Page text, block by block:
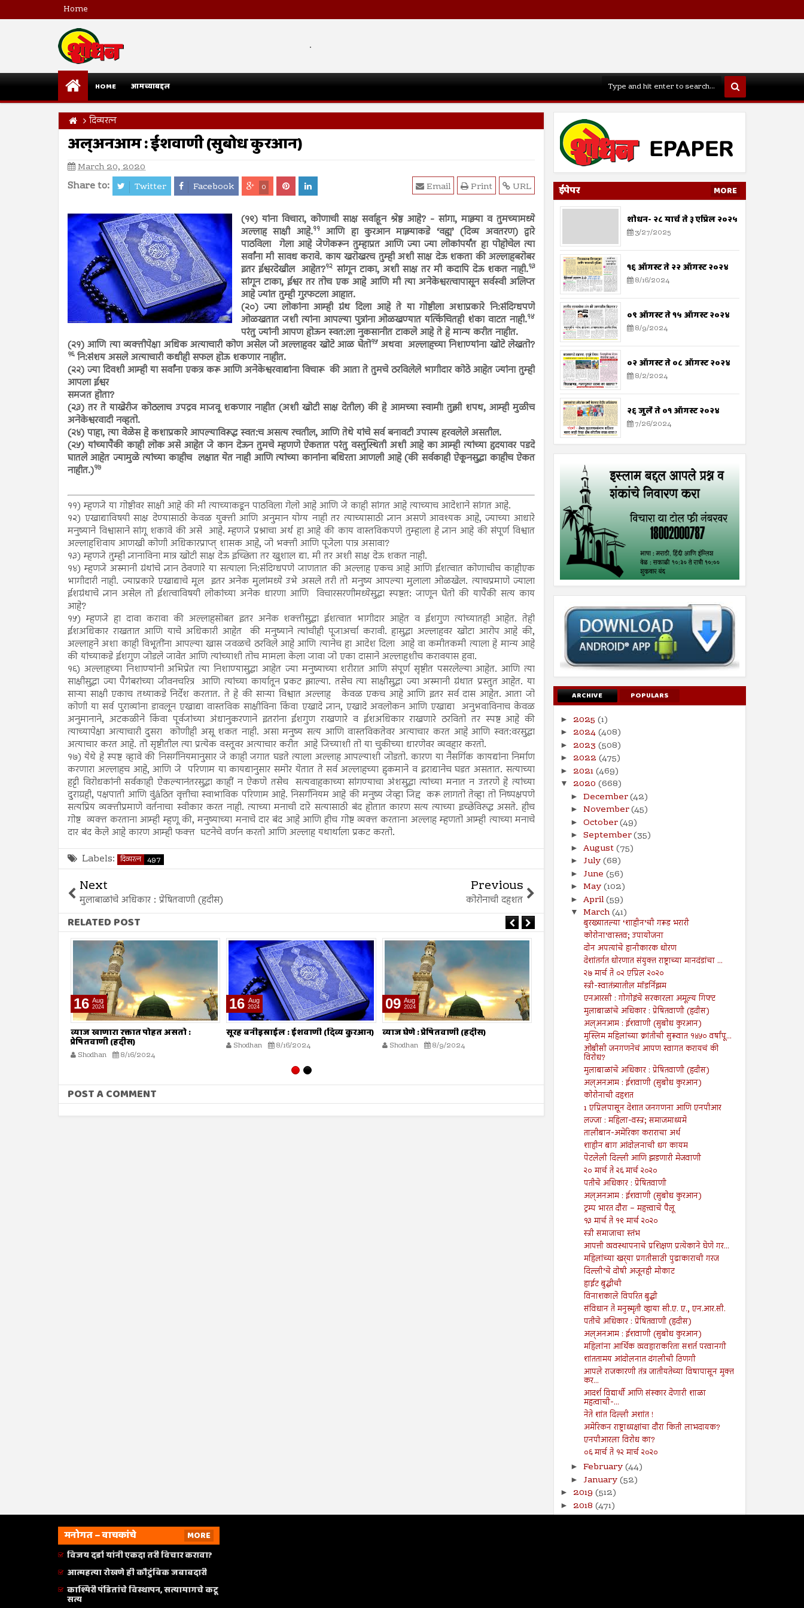
Home
.
HOME आमच्याबद्दल
दिव्यरत्न
अल्अनआम : ईशवाणी (सुबोध कुरआन)
March 20, 2020
Share to: Twitter Facebook 0 URL
Print
Email
(१९) यांना विचारा, कोणाची साक्ष सर्वाहून श्रेष्ठ आहे? - सांगा, माझ्या व तुमच्यामध्ये
अल्लाह साक्षी आहे.११आणि हा कुरआन माझ्याकडे ‘वह्य’ (दिव्य अवतरण) द्वारे
पाठविला गेला आहे जेणेकरून तुम्हाप्रत आणि ज्या ज्या लोकांपर्यंत हा पोहोचेल त्या
सर्वांना मी सावध करावे. काय खरोखरच तुम्ही अशी साक्ष देऊ शकता की अल्लाहबरोबर
इतर ईश्वरदेखील आहेत?१२ सांगून टाका, अशी साक्ष तर मी कदापि देऊ शकत नाही.१३
सांगून टाका, ईश्वर तर तोच एक आहे आणि मी त्या अनेकेश्वरत्वापासून सर्वस्वी अलिप्त
आहे ज्यांत तुम्ही गुरफटला आहात.
(२०) ज्या लोकांना आम्ही ग्रंथ दिला आहे ते या गोष्टीला अशाप्रकारे नि:संदिग्धपणे
ओळखतात जशी त्यांना आपल्या पुत्रांना ओळखण्यात यत्किंचितही शंका वाटत नाही.१४
परंतु ज्यांनी आपण होऊन स्वत:ला नुकसानीत टाकले आहे ते हे मान्य करीत नाहीत.
(२१) आणि त्या व्यक्तीपेक्षा अधिक अत्याचारी कोण असेल जो अल्लाहवर खोटे आळ घेतो१५अथवा अल्लाहच्या निशाण्यांना खोटे लेखतो?
१६नि:संशय असले अत्याचारी कधीही सफल होऊ शकणार नाहीत.
(२२) ज्या दिवशी आम्ही या सर्वांना एकत्र करू आणि अनेकेश्वरवाद्यांना विचारू की आता ते तुमचे ठरविलेले भागीदार कोठे आहेत ज्यांना तुम्ही
आपला ईश्वर
समजत होता?
(२३) तर ते याखेरीज कोठलाच उपद्रव माजवू शकणार नाहीत (अशी खोटी साक्ष देतील) की हे आमच्या स्वामी! तुझी शपथ, आम्ही मुळीच
अनेकेश्वरवादी नव्हतो.
(२४) पाहा, त्या वेळेस हे कशाप्रकारे आपल्याविरूद्ध स्वत:च असत्य रचतील, आणि तेथे यांचे सर्व बनावटी उपास्य हरवलेले असतील.
(२५) यांच्यापैकी काही लोक असे आहेत जे कान देऊन तुमचे म्हणणे ऐकतात परंतु वस्तुस्थिती अशी आहे का आम्ही त्यांच्या हृदयावर पडदे
घातले आहेत ज्यामुळे त्यांच्या काहीच लक्षात येत नाही आणि त्यांच्या कानांना बधिरता आणली आहे (की सर्वकाही ऐकूनसुद्धा काहीच ऐकत
नाहीत.)१७
११) म्हणजे या गोष्टीवर साक्षी आहे की मी त्याच्याकडून पाठविला गेलो आहे आणि जे काही सांगत आहे त्याच्याच आदेशाने सांगत आहे.
१२) एखाद्याविषयी साक्ष देण्यासाठी केवळ युक्ती आणि अनुमान योग्य नाही तर त्याच्यासाठी ज्ञान असणे आवश्यक आहे, ज्याच्या आधारे
मनुष्याने विश्वासाने सांगू शकावे की असे आहे. म्हणजे प्रश्नाचा अर्थ हा आहे की काय वास्तविकपणे तुम्हाला हे ज्ञान आहे की संपूर्ण विश्वात
अल्लाहशिवाय आणखी कोणी अधिकारप्राप्त् शासक आहे, जो भक्ती आणि पूजेला पात्र असावा?
१३) म्हणजे तुम्ही ज्ञानाविना मात्र खोटी साक्ष देऊ इच्छिता तर खुशाल द्या. मी तर अशी साक्ष देऊ शकत नाही.
१४) म्हणजे अस्मानी ग्रंथांचे ज्ञान ठेवणारे या सत्याला नि:संदिग्धपणे जाणतात की अल्लाह एकच आहे आणि ईशत्वात कोणाचीच काहीएक
भागीदारी नाही. ज्याप्रकारे एखाद्याचे मूल इतर अनेक मुलांमध्ये उभे असले तरी तो मनुष्य आपल्या मुलाला ओळखेल. त्याचप्रमाणे ज्याला
ईशग्रंथाचे ज्ञान असेल तो ईशत्वाविषयी लोकांच्या अनेक धारणा आणि विचारसरणीमध्येसुद्धा स्पष्टत: जाणून घेतो की यापैकी सत्य काय
आहे?
१५) म्हणजे हा दावा करावा की अल्लाहसोबत इतर अनेक शक्तीसुद्धा ईशत्वात भागीदार आहेत व ईशगुण त्यांच्यातही आहेत. तेही
ईशअधिकार राखतात आणि याचे अधिकारी आहेत की मनुष्याने त्यांचीही पूजाअर्चा करावी. हासुद्धा अल्लाहवर खोटा आरोप आहे की,
अल्लाहने अशा काही विभूतींना आपल्या खास जवळचे ठरविले आहे आणि त्यानेच हा आदेश दिला आहे वा कमीतकमी त्याला हे मान्य आहे
की यांच्याकडे ईशगुण जोडले जावेत आणि त्यांच्याशी तोच मामला केला जावा जो एका दासाने अल्लाहशीच करावयास हवा.
१६) अल्लाहच्या निशाण्यांनी अभिप्रेत त्या निशाण्यासुद्धा आहेत ज्या मनुष्याच्या शरीरात आणि संपूर्ण सृष्टीत पसरलेल्या आहेत. आणि त्या
साक्षीसुद्धा ज्या पैगंबरांच्या जीवनचरित्र आणि त्यांच्या कार्यातून प्रकट झाल्या. तसेच त्या साक्षीसुद्धा ज्या अस्मानी ग्रंथात प्रस्तुत आहेत. या
साऱ्या साक्षी एकाच तथ्याकडे निर्देश करतात. ते हे की साऱ्या विश्वात अल्लाह केवळ एकच आहे आणि इतर सर्व दास आहेत. आता जो
कोणी या सर्व पुराव्यांना डावलून एखाद्या वास्तविक साक्षीविना किंवा एखादे ज्ञान, एखादे अवलोकन आणि एखाद्या अनुभवाविनाच केवळ
अनुमानाने, अटकळीने किंवा पूर्वजांच्या अंधानुकरणाने इतरांना ईशगुण राखणारे व ईशअधिकार राखणारे ठरवितो तर स्पष्ट आहे की
त्याच्यापेक्षा अत्याचारी दुसरा कोणीही असू शकत नाही. असा मनुष्य सत्य आणि वास्तविकतेवर अत्याचार करत आहे आणि स्वत:वरसुद्धा
अत्याचार करत आहे. तो सृष्टीतील त्या प्रत्येक वस्तूवर अत्याचार करीत आहे जिच्याशी तो या चुकीच्या धारणेवर व्यवहार करतो.
१७) येथे हे स्पष्ट व्हावे की निसर्गनियमानुसार जे काही जगात घडते त्याला अल्लाह आपल्याशी जोडतो. कारण या नैसर्गिक कायद्यांना निर्माण
करणारा अल्लाहच आहे, आणि जे परिणाम या कायद्यानुसार समोर येतात ते सर्व अल्लाहच्या हुकमाने व इराद्यानेच घडत असतात. सत्याच्या
हट्टी विरोधकांनी सर्वकाही ऐकल्यानंतरसुद्धा काहीं न ऐकणे तसेच सत्यवाहकाच्या सांगण्याचा अंशसुद्धा त्यांच्या मनात न उतरणे हे त्यांच्या
दुराग्रही, पक्षपाती आणि वुंâठित वृत्तीचा स्वाभाविक परिणाम आहे. निसर्गनियम आहे की मनुष्य जेव्हा जिद्द करू लागतो तेव्हा तो निष्पक्षपणे
सत्यप्रिय व्यक्तीप्रमाणे वर्तनाचा स्वीकार करत नाही. त्याच्या मनाची दारे सत्यासाठी बंद होतात कारण सत्य त्याच्या इच्छेविरुद्ध असते. हीच
गोष्ट व्यक्त करताना आम्ही म्हणू की, मनुष्याच्या मनाचे दार बंद आहे आणि हीच गोष्ट व्यक्त करताना अल्लाह म्हणतो आम्ही त्याच्या मनाचे
दार बंद केले आहे कारण आम्ही फक्त घटनेचे वर्णन करतो आणि अल्लाह यथार्थाला प्रकट करतो.
Labels: दिव्यरत्न 497
Next
मुलाबाळांचे अधिकार : प्रेषितवाणी (हदीस)
Previous
कोरोनाची दहशत
RELATED POST
16 Aug
2024
सूरह बनीइस्राईल : ईशवाणी (दिव्य कुरआन)
Shodhan 8/16/2024
09 Aug
2024
व्याज घेणे : प्रेषितवाणी (हदीस)
Shodhan 8/9/2024
26 Jul
2024
मोजमापात तफावत करणे : प्रेषितवाणी
(हदीस)
सूरह बनीइस्राईल : : ईशवाणी (दिव्य
7/26/2024
19
चोरी : : प्रेषितवाणी (हदीस)
Shodhan
POST A COMMENT
ईपेपर MORE
शोधन- २८ मार्च ते ३ एप्रिल २०२५
3/27/2025
१६ ऑगस्ट ते २२ ऑगस्ट २०२४
8/16/2024
०९ ऑगस्ट ते १५ ऑगस्ट २०२४
8/9/2024
०२ ऑगस्ट ते ०८ ऑगस्ट २०२४
8/2/2024
२६ जुलै ते ०१ ऑगस्ट २०२४
7/26/2024
ARCHIVE POPULARS
► 2025 (1)
► 2024(408)
► 2023 (508)
► 2022 (475)
► 2021(469)
▼ 2020 (668)
► December(42)
► November(45)
► October(49)
► September(35)
► August(75)
► July(68)
► June (56)
► May(102)
► April(59)
▼ March(41)
बुरख्यातल्या ‘शाहीन’ची गरूड भरारी
कोरोना’वास्तव; उपायोजना
दोन अपत्यांचे हानीकारक धोरण
देशांतर्गत धोरणात संयुक्त राष्ट्राच्या मानदंडांचा ...
२७ मार्च ते ०२ एप्रिल २०२०
स्त्री-स्वातंत्र्यातील मॉडर्निझम
एनआरसी : गोगोइंचे सरकारला अमूल्य गिफ्ट
मुलाबाळांचे अधिकार : प्रेषितवाणी (हदीस)
अल्अनआम : ईशवाणी (सुबोध कुरआन)
मुस्लिम महिलांच्या क्रांतीची सुरूवात १४५० वर्षांपू...
ओबीसी जनगणनेचं आपण स्वागत करायचं की
विरोध?
मुलाबाळांचे अधिकार : प्रेषितवाणी (हदीस)
अल्अनआम : ईशवाणी (सुबोध कुरआन)
कोरोनाची दहशत
1 एप्रिलपासून देशात जनगणना आणि एनपीआर
लज्जा : महिला-वस्त्र; समाजमाध्यमे
तालीबान-अमेरिका कराराचा अर्थ
शाहीन बाग आंदोलनाची धग कायम
पेटलेली दिल्ली आणि झडणारी मेजवाणी
२० मार्च ते २६ मार्च २०२०
पतीचे अधिकार : प्रेषितवाणी
अल्अनआम : ईशवाणी (सुबोध कुरआन)
ट्रम्प भारत दौरा – महत्त्वाचे पैलू
१३ मार्च ते १९ मार्च २०२०
स्त्री समाजाचा स्तंभ
आपत्ती व्यवस्थापनाचे प्रशिक्षण प्रत्येकाने घेणे गर...
महिलांच्या खर्‍या प्रगतीसाठी पुढाकाराची गरज
दिल्ली’चे दोषी अजूनही मोकाट
हाईट बुद्धीची
विनाशकाले विपरित बुद्धी
संविधान ते मनुस्मृती व्हाया सी.ए. ए., एन.आर.सी.
पतीचे अधिकार : प्रेषितवाणी (हदीस)
अल्अनआम : ईशवाणी (सुबोध कुरआन)
महिलांना आर्थिक व्यवहाराकरिता सशर्त परवानगी
शांततामय आंदोलनात दंगलीची ठिणगी
आपले राजकारणी तंत्र जातीयतेच्या विषापासून मुक्त
कर...
आदर्श विद्यार्थी आणि संस्कार देणारी शाळा
महत्वाची-...
नेते शांत दिल्ली अशांत !
अमेरिकन राष्ट्राध्यक्षांचा दौरा किती लाभदायक?
एनपीआरला विरोध का?
०६ मार्च ते १२ मार्च २०२०
► February(44)
► January(52)
► 2019 (512)
► 2018 (471)
►2017(141)
मनोगत – वाचकांचे
MORE
विजय दर्डा यांनी एकदा तरी विचार करावा?
आत्महत्या रोखणे ही कौटुंबिक जबाबदारी
काश्मिरी पंडितांचे विस्थापन, सत्यामागचे कटू
सत्य